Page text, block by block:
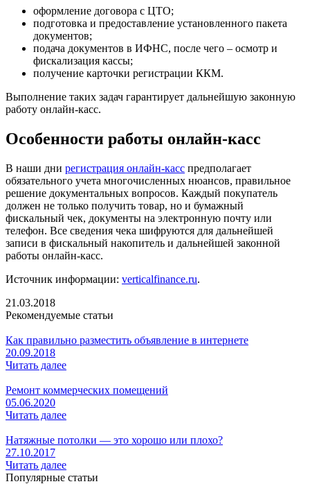
оформление договора с ЦТО;
подготовка и предоставление установленного пакета
документов;
подача документов в ИФНС, после чего – осмотр и
фискализация кассы;
получение карточки регистрации ККМ.
Выполнение таких задач гарантирует дальнейшую законную
работу онлайн-касс.
Особенности работы онлайн-касс
В наши дни регистрация онлайн-касс предполагает
обязательного учета многочисленных нюансов, правильное
решение документальных вопросов. Каждый покупатель
должен не только получить товар, но и бумажный
фискальный чек, документы на электронную почту или
телефон. Все сведения чека шифруются для дальнейшей
записи в фискальный накопитель и дальнейшей законной
работы онлайн-касс.
Источник информации: verticalfinance.ru.
21.03.2018
Рекомендуемые статьи
Как правильно разместить объявление в интернете
20.09.2018
Читать далее
Ремонт коммерческих помещений
05.06.2020
Читать далее
Натяжные потолки — это хорошо или плохо?
27.10.2017
Читать далее
Популярные статьи